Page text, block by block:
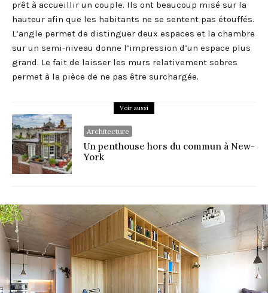
prêt à accueillir un couple. Ils ont beaucoup misé sur la
hauteur afin que les habitants ne se sentent pas étouffés.
L’angle permet de distinguer deux espaces et la chambre
sur un semi-niveau donne l’impression d’un espace plus
grand. Le fait de laisser les murs relativement sobres
permet à la pièce de ne pas être surchargée.
Voir aussi
Architecture
Un penthouse hors du commun à New-
York